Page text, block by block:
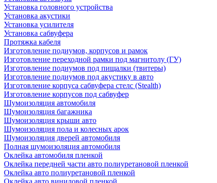
Установка головного устройства
Установка акустики
Установка усилителя
Установка сабвуфера
Протяжка кабеля
Изготовление подиумов, корпусов и рамок
Изготовление переходной рамки под магнитолу (ГУ)
Изготовление подиумов под пищалки (твитеры)
Изготовление подиумов под акустику в авто
Изготовление корпуса сабвуфера стелс (Stealth)
Изготовление корпусов под сабвуфер
Шумоизоляция автомобиля
Шумоизоляция багажника
Шумоизоляция крыши авто
Шумоизоляция пола и колесных арок
Шумоизоляция дверей автомобиля
Полная шумоизоляция автомобиля
Оклейка автомобиля пленкой
Оклейка передней части авто полиуретановой пленкой
Оклейка авто полиуретановой пленкой
Оклейка авто виниловой пленкой